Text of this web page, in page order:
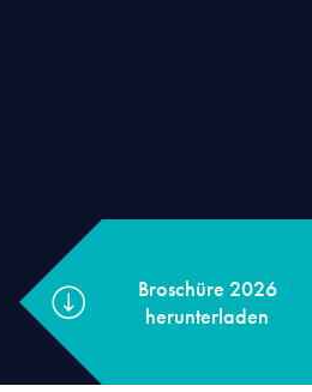
Broschüre 2026
herunterladen